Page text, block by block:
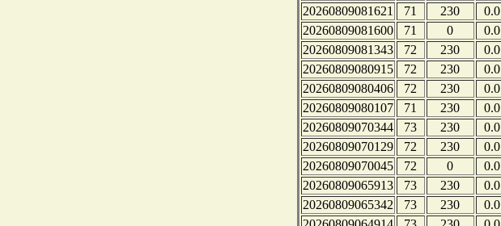
20260809081621
71 230 0.0
20260809081600
71 0 0.0
20260809081343
72 230 0.0
20260809080915
72 230 0.0
20260809080406
72 230 0.0
20260809080107
71 230 0.0
20260809070344
73 230 0.0
20260809070129
72 230 0.0
20260809070045
72 0 0.0
20260809065913
73 230 0.0
20260809065342
73 230 0.0